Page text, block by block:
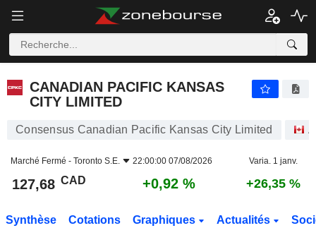
CANADIAN PACIFIC KANSAS
CITY LIMITED
Consensus Canadian Pacific Kansas City Limited
Marché Fermé - Toronto S.E. 22:00:00 07/08/2026 Varia. 1 janv.
127,68 CAD +0,92 % +26,35 %
Synthèse Cotations Graphiques Actualités